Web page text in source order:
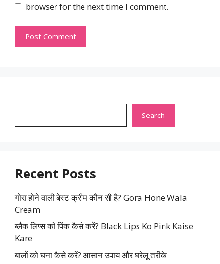
browser for the next time I comment.
Search
Recent Posts
गोरा होने वाली बेस्ट क्रीम कौन सी है? Gora Hone Wala
Cream
ब्लैक लिप्स को पिंक कैसे करें? Black Lips Ko Pink Kaise
Kare
बालों को घना कैसे करें? आसान उपाय और घरेलू तरीके